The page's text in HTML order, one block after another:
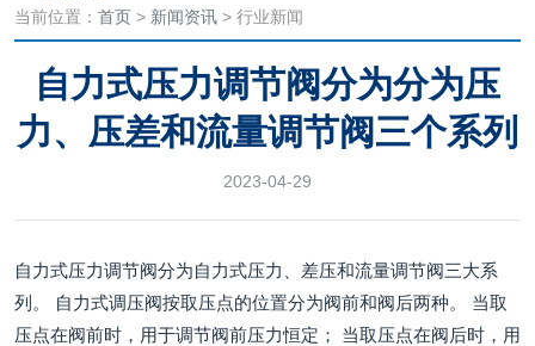
当前位置： 首页 > 新闻资讯 > 行业新闻
自力式压力调节阀分为分为压
力、压差和流量调节阀三个系列
2023-04-29
自力式压力调节阀分为自力式压力、差压和流量调节阀三大系
列。 自力式调压阀按取压点的位置分为阀前和阀后两种。 当取
压点在阀前时，用于调节阀前压力恒定； 当取压点在阀后时，用